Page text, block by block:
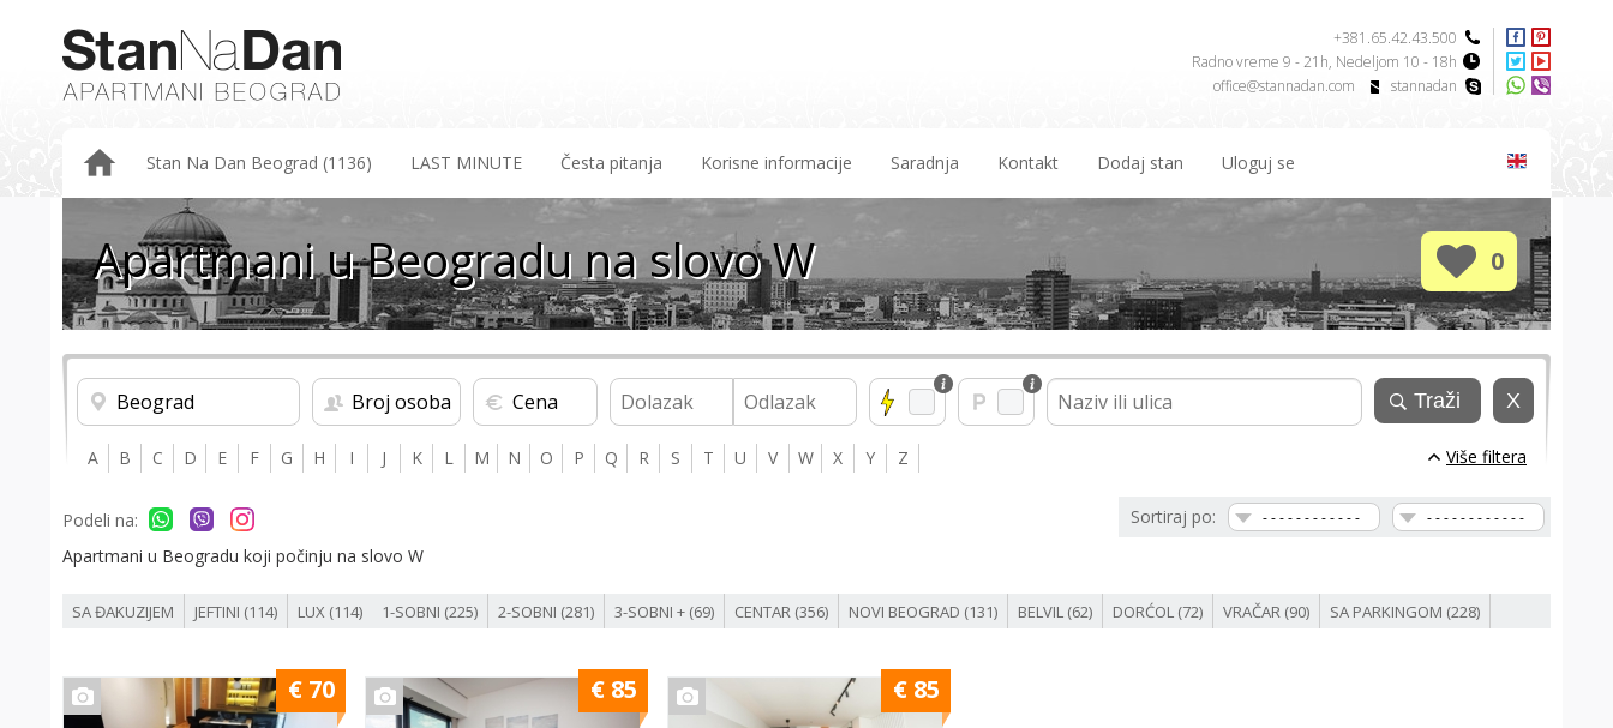
+381.65.42.43.500
Radno vreme 9 - 21h, Nedeljom 10 - 18h
stannadan
office@stannadan.com
Stan Na Dan Beograd (1136) LAST MINUTE Česta pitanja Korisne informacije Saradnja Kontakt Dodaj stan Uloguj se
0
Apartmani u Beogradu na slovo W
Beograd Broj osoba Cena
Više filtera
A B C D E F G H I J K L M N O P Q R S T U V W X Y Z
Podeli na: - - - - - - - - - - - -
- - - - - - - - - - - -
Sortiraj po:
Apartmani u Beogradu koji počinju na slovo W
SA ĐAKUZIJEM JEFTINI (114) LUX (114) 1-SOBNI (225) 2-SOBNI (281) 3-SOBNI + (69) CENTAR (356) NOVI BEOGRAD (131) BELVIL (62) DORĆOL (72) VRAČAR (90) SA PARKINGOM (228)
€ 70 € 85 € 85